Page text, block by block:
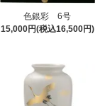
色銀彩 6号
15,000円(税込16,500円)